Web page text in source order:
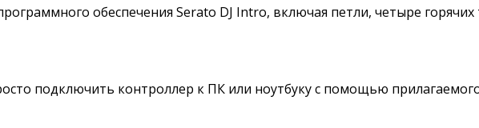
обеспечения Serato DJ Intro, включая петли, четыре
подключить контроллер к ПК или ноутбуку с помощью